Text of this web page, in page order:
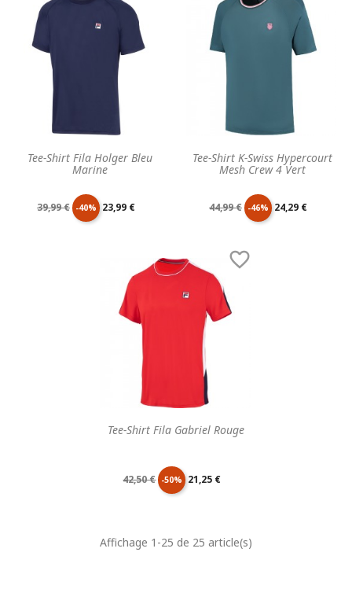
base base
Tee-Shirt Fila Holger Bleu
Marine
Prix
39,99 € -40% Prix
23,99 €
Tee-Shirt K-Swiss Hypercourt
Mesh Crew 4 Vert
Prix
base
44,99 € -46% Prix
24,29 €
Tee-Shirt Fila Gabriel Rouge

Prix
base
42,50 € -50% Prix
21,25 €
Affichage 1-25 de 25 article(s)